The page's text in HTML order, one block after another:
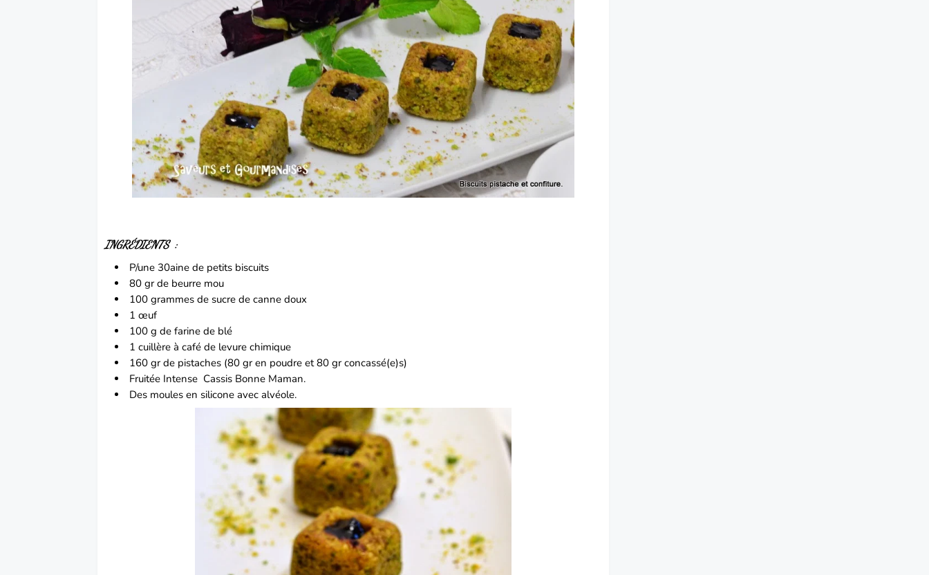
INGRÉDIENTS :
P/une 30aine de petits biscuits
80 gr de beurre mou
100 grammes de sucre de canne doux
1 œuf
100 g de farine de blé
1 cuillère à café de levure chimique
160 gr de pistaches (80 gr en poudre et 80 gr concassé(e)s)
Fruitée Intense Cassis Bonne Maman.
Des moules en silicone avec alvéole.